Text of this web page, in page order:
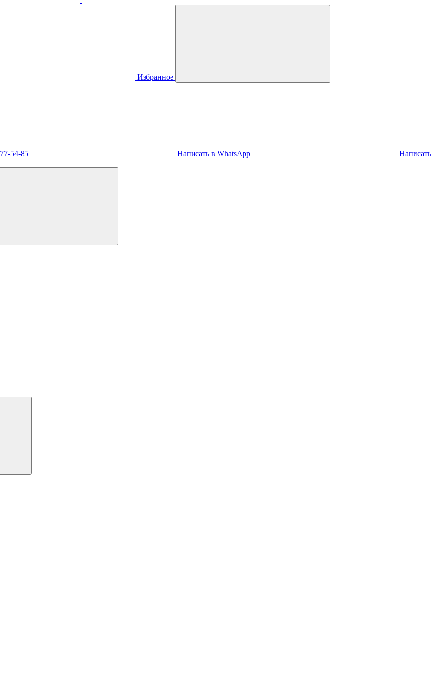
Избранное
54-85 Написать в WhatsApp Написать